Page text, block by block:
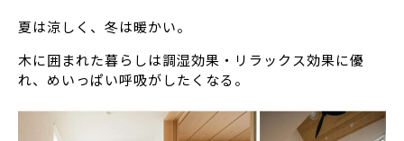
夏は涼しく、冬は暖かい。
木に囲まれた暮らしは調湿効果・リラックス効果に優
れ、めいっぱい呼吸がしたくなる。